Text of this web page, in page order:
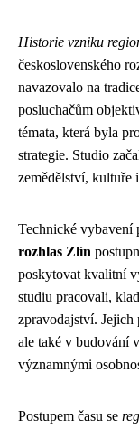
Historie vzniku
československého
navazovalo na
posluchačům
témata, která byla
strategie. Studio
zemědělství, kultuře
Technické vybavení
rozhlas Zlín
poskytovat kvalitní
studiu pracovali,
zpravodajství. Jejich
ale také v budování
významnými
Postupem času se